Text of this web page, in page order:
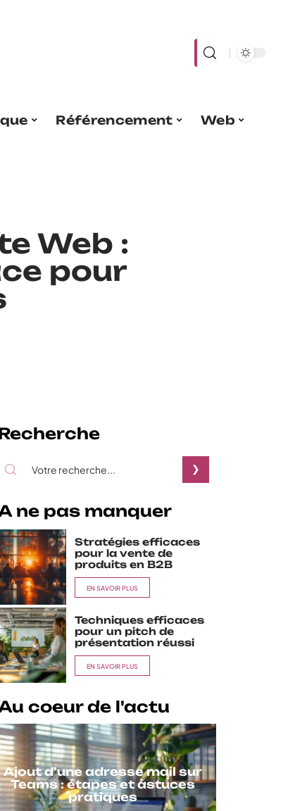
Référencement Web
Web :
pour
ne pas manquer
Stratégies efficaces
pour la vente de
produits en B2B
EN SAVOIR PLUS
Techniques efficaces
pour un pitch de
présentation réussi
EN SAVOIR PLUS
coeur de l'actu
Ajout d’une adresse mail sur
Teams : étapes et astuces
pratiques